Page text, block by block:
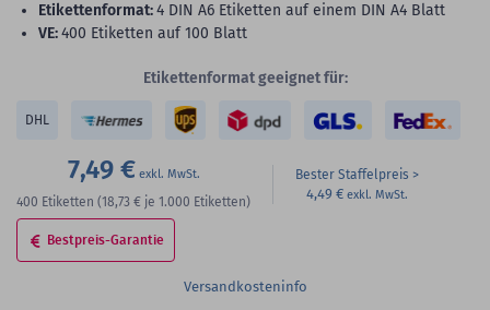
Etikettenformat:4 DIN A6 Etiketten auf einem DIN A4 Blatt
VE:400 Etiketten auf 100 Blatt
Etikettenformat geeignet für:
DHL
7,49 €
400 Etiketten (18,73 € je 1.000 Etiketten)
Bester Staffelpreis
4,49 €
Bestpreis-Garantie
Versandkosteninfo